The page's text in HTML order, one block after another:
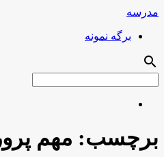
مدرسه
برگه نمونه
search
برچسب: مهم